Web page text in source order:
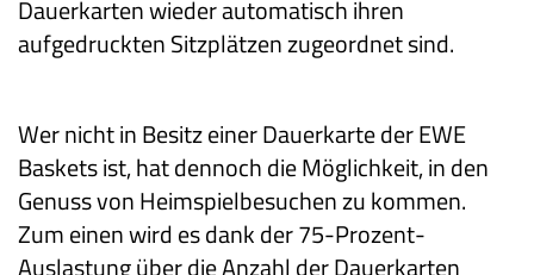
Dauerkarten wieder automatisch ihren
aufgedruckten Sitzplätzen zugeordnet sind.
Wer nicht in Besitz einer Dauerkarte der EWE
Baskets ist, hat dennoch die Möglichkeit, in den
Genuss von Heimspielbesuchen zu kommen.
Zum einen wird es dank der 75-Prozent-
Auslastung über die Anzahl der Dauerkarten